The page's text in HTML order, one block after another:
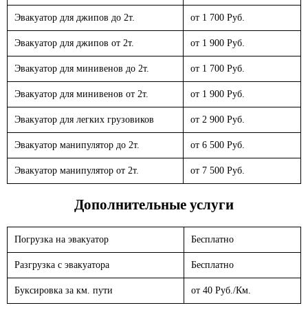
Эвакуатор для джипов до 2т. от 1 700 Руб.
Эвакуатор для джипов от 2т. от 1 900 Руб.
Эвакуатор для минивенов до 2т. от 1 700 Руб.
Эвакуатор для минивенов от 2т. от 1 900 Руб.
Эвакуатор для легких грузовиков от 2 900 Руб.
Эвакуатор манипулятор до 2т. от 6 500 Руб.
Эвакуатор манипулятор от 2т. от 7 500 Руб.
Дополнительные услуги
Погрузка на эвакуатор Бесплатно
Разгрузка с эвакуатора Бесплатно
Буксировка за км. пути от 40 Руб./Км.